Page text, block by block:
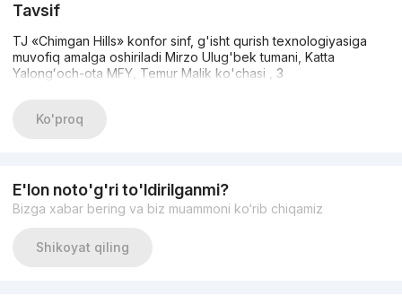
Tavsif
TJ «Chimgan Hills» konfor sinf, g'isht qurish texnologiyasiga
muvofiq amalga oshiriladi Mirzo Ulug'bek tumani, Katta
Yalongʻoch-ota MFY, Temur Malik ko'chasi , 3
Ko'proq
E'lon noto'g'ri to'ldirilganmi?
Bizga xabar bering va biz muammoni ko‘rib chiqamiz
Shikoyat qiling